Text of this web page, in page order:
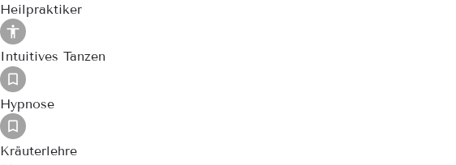
Heilpraktiker
Intuitives Tanzen
Hypnose
Kräuterlehre